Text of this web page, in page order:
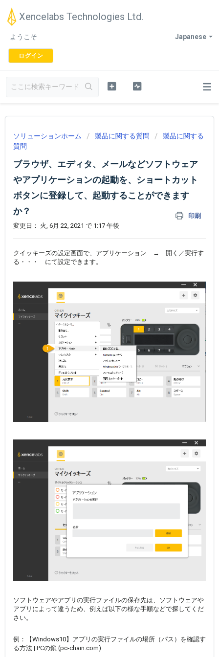
Xencelabs Technologies Ltd.
Japanese
ようこそ
ログイン
ソリューションホーム 製品に関する質問
製品に関する
質問
ブラウザ、エディタ、メールなどソフトウェア
やアプリケーションの起動を、ショートカット
ボタンに登録して、起動することができます
か？
印刷
変更日： 火, 6月 22, 2021 で 1:17 午後
クイッキーズの設定画面で、アプリケーション → 開く／実行す
る・・・ にて設定できます。
ソフトウェアやアプリの実行ファイルの保存先は、ソフトウェアや
アプリによって違うため、例えば以下の様な手順などで探してくだ
さい。
例：
【Windows10】アプリの実行ファイルの場所（パス）を確認す
る方法 | PCの鎖 (pc-chain.com)